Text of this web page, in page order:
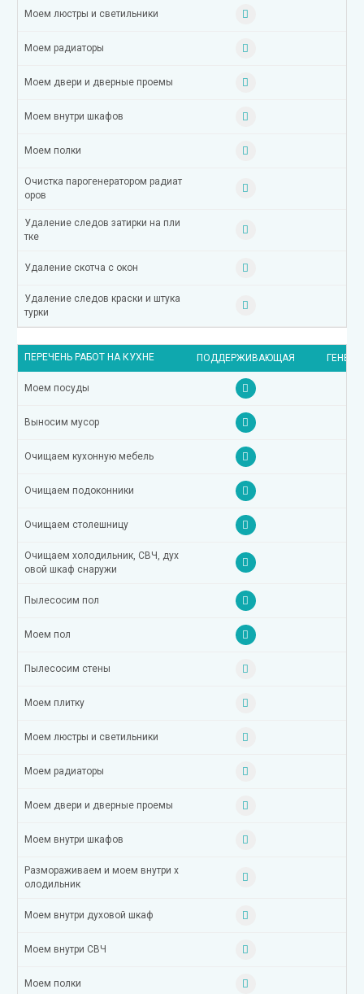
Моем люстры и светильники
Моем радиаторы
Моем двери и дверные проемы
Моем внутри шкафов
Моем полки
Очистка парогенератором радиат
оров
Удаление следов затирки на пли
тке
Удаление скотча с окон
Удаление следов краски и штука
турки
ПЕРЕЧЕНЬ РАБОТ НА КУХНЕ ПОДДЕРЖИВАЮЩАЯ
Моем посуды
Выносим мусор
Очищаем кухонную мебель
Очищаем подоконники
Очищаем столешницу
Очищаем холодильник, СВЧ, дух
овой шкаф снаружи
Пылесосим пол
Моем пол
Пылесосим стены
Моем плитку
Моем люстры и светильники
Моем радиаторы
Моем двери и дверные проемы
Моем внутри шкафов
Размораживаем и моем внутри х
олодильник
Моем внутри духовой шкаф
Моем внутри СВЧ
Моем полки